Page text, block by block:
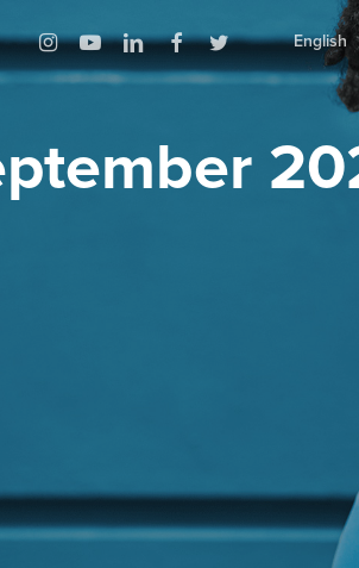
اضغط على Enter للبحث أو ESC للإغلاق
English
Twitter
Facebook
Linkedin
Youtube